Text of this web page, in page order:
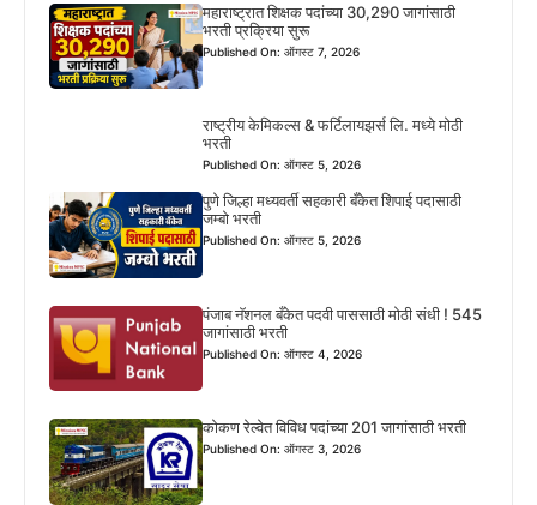
महाराष्ट्रात शिक्षक पदांच्या 30,290 जागांसाठी
भरती प्रक्रिया सुरू
Published On: ऑगस्ट 7, 2026
राष्ट्रीय केमिकल्स & फर्टिलायझर्स लि. मध्ये मोठी
भरती
Published On: ऑगस्ट 5, 2026
पुणे जिल्हा मध्यवर्ती सहकारी बँकेत शिपाई पदासाठी
जम्बो भरती
Published On: ऑगस्ट 5, 2026
पंजाब नॅशनल बँकेत पदवी पाससाठी मोठी संधी ! 545
जागांसाठी भरती
Published On: ऑगस्ट 4, 2026
कोकण रेल्वेत विविध पदांच्या 201 जागांसाठी भरती
Published On: ऑगस्ट 3, 2026